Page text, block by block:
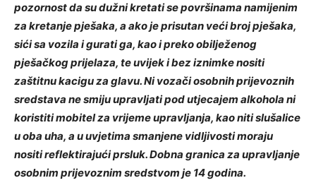
pozornost da su dužni kretati se površinama namijenim
za kretanje pješaka, a ako je prisutan veći broj pješaka,
sići sa vozila i gurati ga, kao i preko obilježenog
pješačkog prijelaza, te uvijek i bez iznimke nositi
zaštitnu kacigu za glavu. Ni vozači osobnih prijevoznih
sredstava ne smiju upravljati pod utjecajem alkohola ni
koristiti mobitel za vrijeme upravljanja, kao niti slušalice
u oba uha, a u uvjetima smanjene vidljivosti moraju
nositi reflektirajući prsluk. Dobna granica za upravljanje
osobnim prijevoznim sredstvom je 14 godina.